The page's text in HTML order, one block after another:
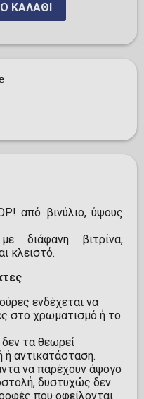
ΚΑΛΆΘΙ
από βινύλιο, ύψους
διάφανη βιτρίνα,
κλειστό.
ενδέχεται να
στο χρωματισμό ή το
τα θεωρεί
αντικατάσταση.
να παρέχουν άψογο
δυστυχώς δεν
που οφείλονται